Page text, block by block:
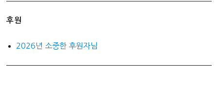
후원
2026년 소중한 후원자님